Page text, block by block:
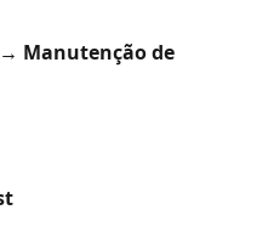
Manutenção de